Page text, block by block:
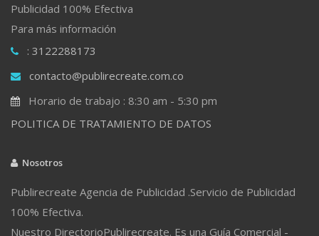
Publicidad 100% Efectiva
Para más información
: 3122288173
contacto@publirecreate.com.co
Horario de trabajo : 8:30 am - 5:30 pm
POLITICA DE TRATAMIENTO DE DATOS
Nosotros
Publirecreate Agencia de Publicidad .Servicio de Publicidad
100% Efectiva.
Nuestro DirectorioPublirecreate. Es una Guía Comercial -